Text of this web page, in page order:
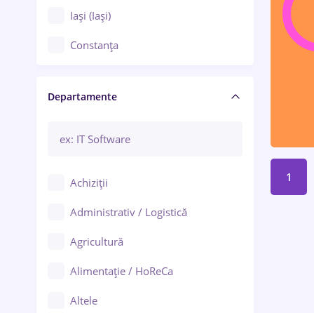
Iași (Iași)
Constanța
Brașov
Bacău
Galați (Galați)
Ploiești
Departamente
Achiziții
Administrativ / Logistică
Agricultură
Alimentație / HoReCa
Altele
1